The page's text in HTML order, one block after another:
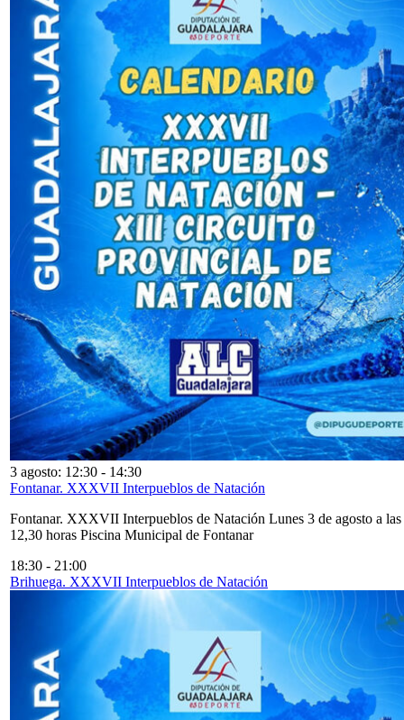
3 agosto: 12:30 - 14:30
Fontanar. XXXVII Interpueblos de Natación
Fontanar. XXXVII Interpueblos de Natación Lunes 3 de agosto a las
12,30 horas Piscina Municipal de Fontanar
18:30 - 21:00
Brihuega. XXXVII Interpueblos de Natación